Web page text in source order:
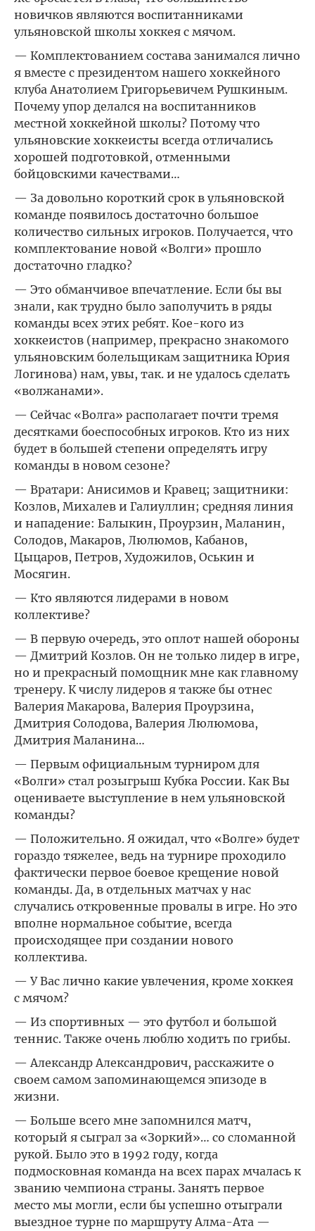
новичков являются воспитанниками
ульяновской школы хоккея с мячом.
— Комплектованием состава занимался лично
я вместе с президентом нашего хоккейного
клуба Анатолием Григорьевичем Рушкиным.
Почему упор делался на воспитанников
местной хоккейной школы? Потому что
ульяновские хоккеисты всегда отличались
хорошей подготовкой, отменными
бойцовскими качествами…
— За довольно короткий срок в ульяновской
команде появилось достаточно большое
количество сильных игроков. Получается, что
комплектование новой «Волги» прошло
достаточно гладко?
— Это обманчивое впечатление. Если бы вы
знали, как трудно было заполучить в ряды
команды всех этих ребят. Кое-кого из
хоккеистов (например, прекрасно знакомого
ульяновским болельщикам защитника Юрия
Логинова) нам, увы, так. и не удалось сделать
«волжанами».
— Сейчас «Волга» располагает почти тремя
десятками боеспособных игроков. Кто из них
будет в большей степени определять игру
команды в новом сезоне?
— Вратари: Анисимов и Кравец; защитники:
Козлов, Михалев и Галиуллин; средняя линия
и нападение: Балыкин, Проурзин, Маланин,
Солодов, Макаров, Люлюмов, Кабанов,
Цыцаров, Петров, Художилов, Оськин и
Мосягин.
— Кто являются лидерами в новом
коллективе?
— В первую очередь, это оплот нашей обороны
— Дмитрий Козлов. Он не только лидер в игре,
но и прекрасный помощник мне как главному
тренеру. К числу лидеров я также бы отнес
Валерия Макарова, Валерия Проурзина,
Дмитрия Солодова, Валерия Люлюмова,
Дмитрия Маланина…
— Первым официальным турниром для
«Волги» стал розыгрыш Кубка России. Как Вы
оцениваете выступление в нем ульяновской
команды?
— Положительно. Я ожидал, что «Волге» будет
гораздо тяжелее, ведь на турнире проходило
фактически первое боевое крещение новой
команды. Да, в отдельных матчах у нас
случались откровенные провалы в игре. Но это
вполне нормальное событие, всегда
происходящее при создании нового
коллектива.
— У Вас лично какие увлечения, кроме хоккея
с мячом?
— Из спортивных — это футбол и большой
теннис. Также очень люблю ходить по грибы.
— Александр Александрович, расскажите о
своем самом запоминающемся эпизоде в
жизни.
— Больше всего мне запомнился матч,
который я сыграл за «Зоркий»… со сломанной
рукой. Было это в 1992 году, когда
подмосковная команда на всех парах мчалась к
званию чемпиона страны. Занять первое
место мы могли, если бы успешно отыграли
выездное турне по маршруту Алма-Ата —